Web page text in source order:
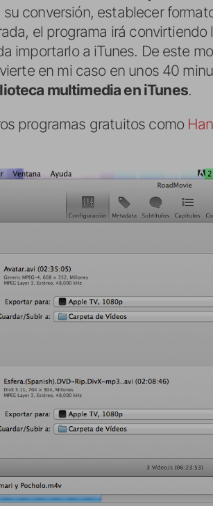
conversión, establecer
el programa irá
importarlo a iTunes. De este
en mi caso en unos 40
multimedia en iTunes.
programas gratuitos como